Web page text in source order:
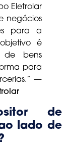
Eletrolar
negócios
para a
é
de bens
para
—
de
lado de